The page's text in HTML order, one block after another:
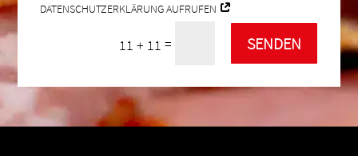
DATENSCHUTZERKLÄRUNG AUFRUFEN
11 + 11 = SENDEN